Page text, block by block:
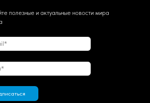
полезные и актуальные новости мира